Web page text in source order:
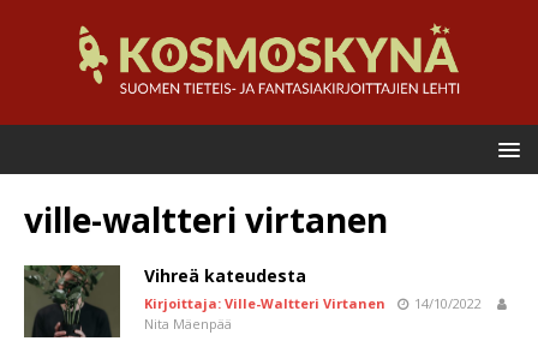
ville-waltteri virtanen
Vihreä kateudesta
Kirjoittaja: Ville-Waltteri Virtanen
14/10/2022
Nita Mäenpää